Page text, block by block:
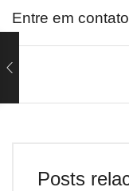
Entre em
Posts